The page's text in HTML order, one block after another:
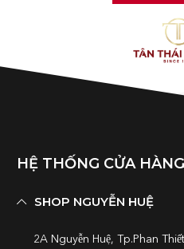
HỆ THỐNG CỬA HÀNG
SHOP NGUYỄN HUỆ
2A Nguyễn Huệ, Tp.Phan